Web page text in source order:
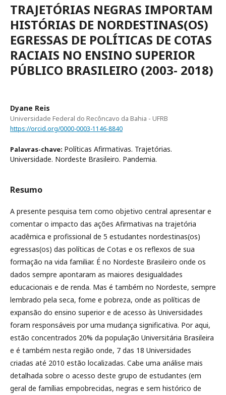
TRAJETÓRIAS NEGRAS IMPORTAM
HISTÓRIAS DE NORDESTINAS(OS)
EGRESSAS DE POLÍTICAS DE COTAS
RACIAIS NO ENSINO SUPERIOR
PÚBLICO BRASILEIRO (2003- 2018)
Dyane Reis
Universidade Federal do Recôncavo da Bahia - UFRB
https://orcid.org/0000-0003-1146-8840
Palavras-chave: Políticas Afirmativas. Trajetórias.
Universidade. Nordeste Brasileiro. Pandemia.
Resumo
A presente pesquisa tem como objetivo central apresentar e
comentar o impacto das ações Afirmativas na trajetória
acadêmica e profissional de 5 estudantes nordestinas(os)
egressas(os) das políticas de Cotas e os reflexos de sua
formação na vida familiar. É no Nordeste Brasileiro onde os
dados sempre apontaram as maiores desigualdades
educacionais e de renda. Mas é também no Nordeste, sempre
lembrado pela seca, fome e pobreza, onde as políticas de
expansão do ensino superior e de acesso às Universidades
foram responsáveis por uma mudança significativa. Por aqui,
estão concentrados 20% da população Universitária Brasileira
e é também nesta região onde, 7 das 18 Universidades
criadas até 2010 estão localizadas. Cabe uma análise mais
detalhada sobre o acesso deste grupo de estudantes (em
geral de famílias empobrecidas, negras e sem histórico de